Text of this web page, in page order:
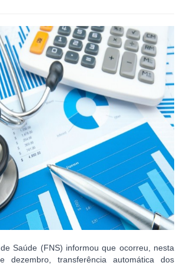
Saúde (FNS) informou que ocorreu, nesta
dezembro, transferência automática dos